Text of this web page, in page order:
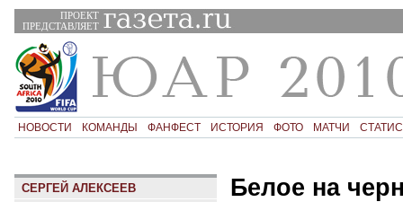
ПРОЕКТ
ПРЕДСТАВЛЯЕТ
НОВОСТИ КОМАНДЫ ФАНФЕСТ ИСТОРИЯ ФОТО МАТЧИ
Белое на
СЕРГЕЙ АЛЕКСЕЕВ